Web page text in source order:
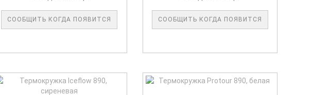
СООБЩИТЬ КОГДА ПОЯВИТСЯ СООБЩИТЬ КОГДА ПОЯВИТСЯ